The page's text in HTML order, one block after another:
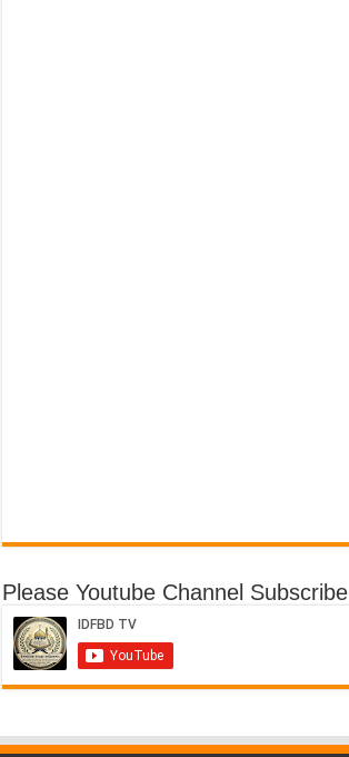
Please Youtube Channel Subscribe